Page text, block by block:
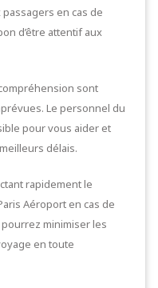
en cas de
d’être attentif aux
sont
Le personnel du
pour vous aider et
délais.
rapidement le
Aéroport en cas de
minimiser les
en toute